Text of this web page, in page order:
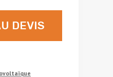
DEVIS